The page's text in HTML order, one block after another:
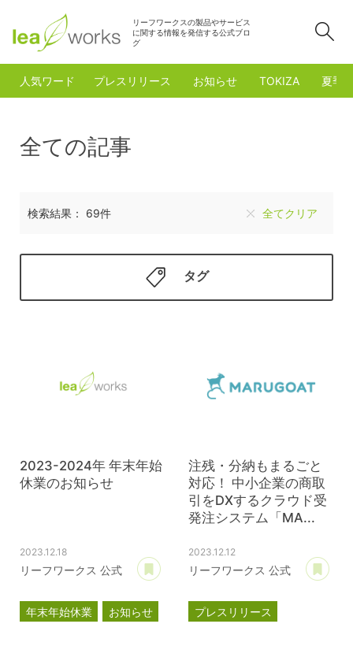
リーフワークスの製品やサービス
に関する情報を発信する公式ブロ
グ
人気ワード プレスリリース お知らせ TOKIZA 夏季
全ての記事
検索結果： 69件 全てクリア
タグ
2023-2024年 年末年始
休業のお知らせ
2023.12.18
リーフワークス 公式
あとで読む
年末年始休業 お知らせ
注残・分納もまるごと
対応！ 中小企業の商取
引をDXするクラウド受
発注システム「MA...
2023.12.12
リーフワークス 公式
プレスリリース